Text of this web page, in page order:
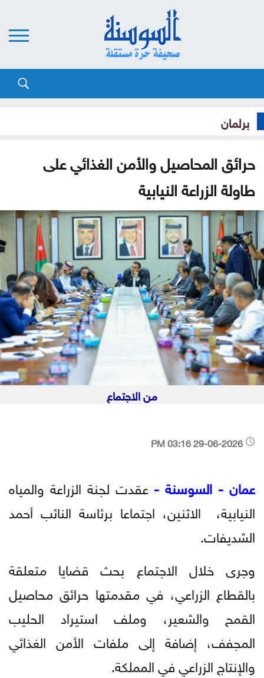
برلمان
حرائق المحاصيل والأمن الغذائي على
طاولة الزراعة النيابية
من الاجتماع
عمان - السوسنة - عقدت لجنة الزراعة والمياه
النيابية، الاثنين، اجتماعا برئاسة النائب أحمد
الشديفات.
وجرى خلال الاجتماع بحث قضايا متعلقة
بالقطاع الزراعي، في مقدمتها حرائق محاصيل
القمح والشعير، وملف استيراد الحليب
المجفف، إضافة إلى ملفات الأمن الغذائي
والإنتاج الزراعي في المملكة.